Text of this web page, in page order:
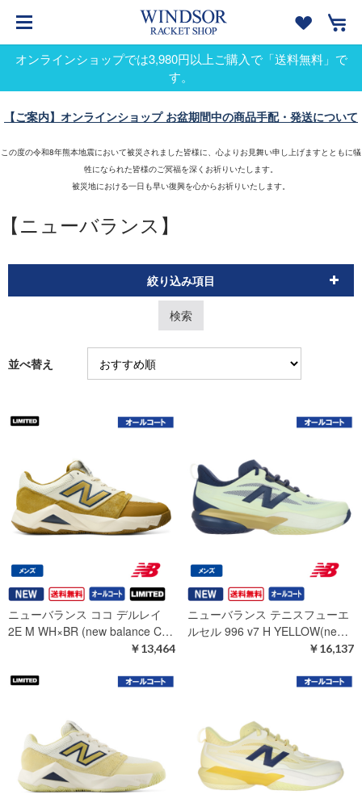
オンラインショップでは3,980円以上ご購入で「送料無料」で
す。
【ご案内】オンラインショップ お盆期間中の商品手配・発送について
この度の令和8年熊本地震において被災されました皆様に、心よりお見舞い申し上げますとともに犠
牲になられた皆様のご冥福を深くお祈りいたします。
被災地における一日も早い復興を心からお祈りいたします。
【ニューバランス】
絞り込み項目
並べ替え
ニューバランス ココ デルレイ
2E M WH×BR (new balance C…
￥13,464
ニューバランス テニスフューエ
ルセル 996 v7 H YELLOW(ne…
￥16,137